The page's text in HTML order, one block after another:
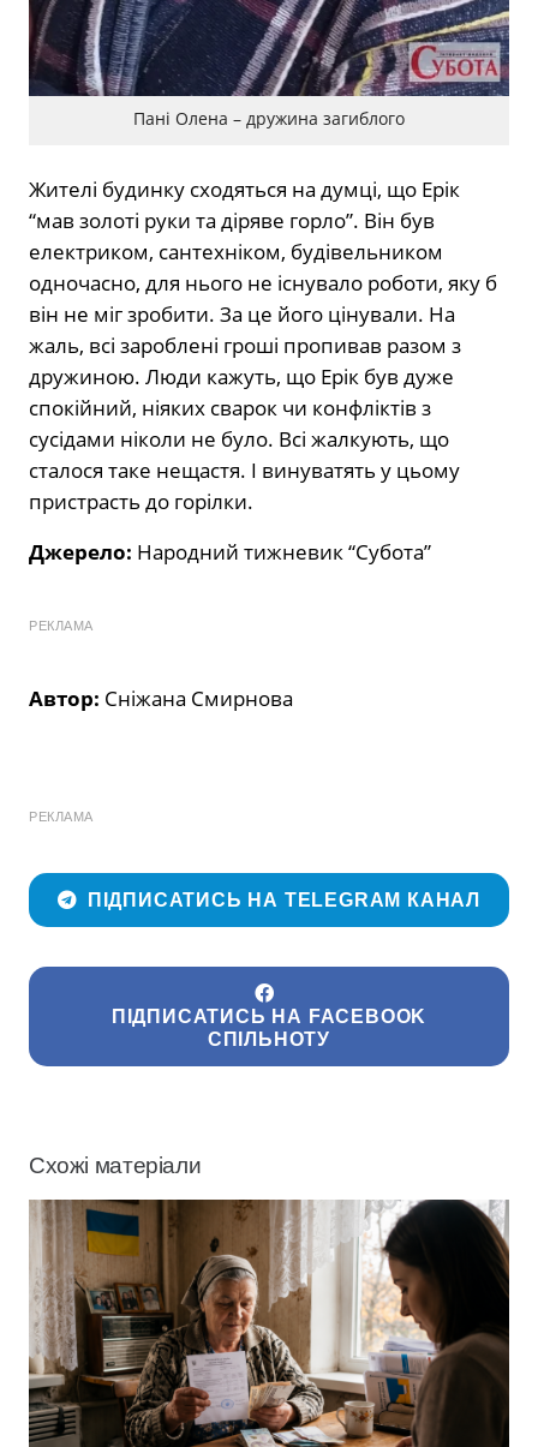
Пані Олена – дружина загиблого
Жителі будинку сходяться на думці, що Ерік
“мав золоті руки та діряве горло”. Він був
електриком, сантехніком, будівельником
одночасно, для нього не існувало роботи, яку б
він не міг зробити. За це його цінували. На
жаль, всі зароблені гроші пропивав разом з
дружиною. Люди кажуть, що Ерік був дуже
спокійний, ніяких сварок чи конфліктів з
сусідами ніколи не було. Всі жалкують, що
сталося таке нещастя. І винуватять у цьому
пристрасть до горілки.
Джерело: Народний тижневик “Субота”
РЕКЛАМА
Автор: Сніжана Смирнова
РЕКЛАМА
ПІДПИСАТИСЬ НА TELEGRAM КАНАЛ
ПІДПИСАТИСЬ НА FACEBOOK
СПІЛЬНОТУ
Схожі матеріали